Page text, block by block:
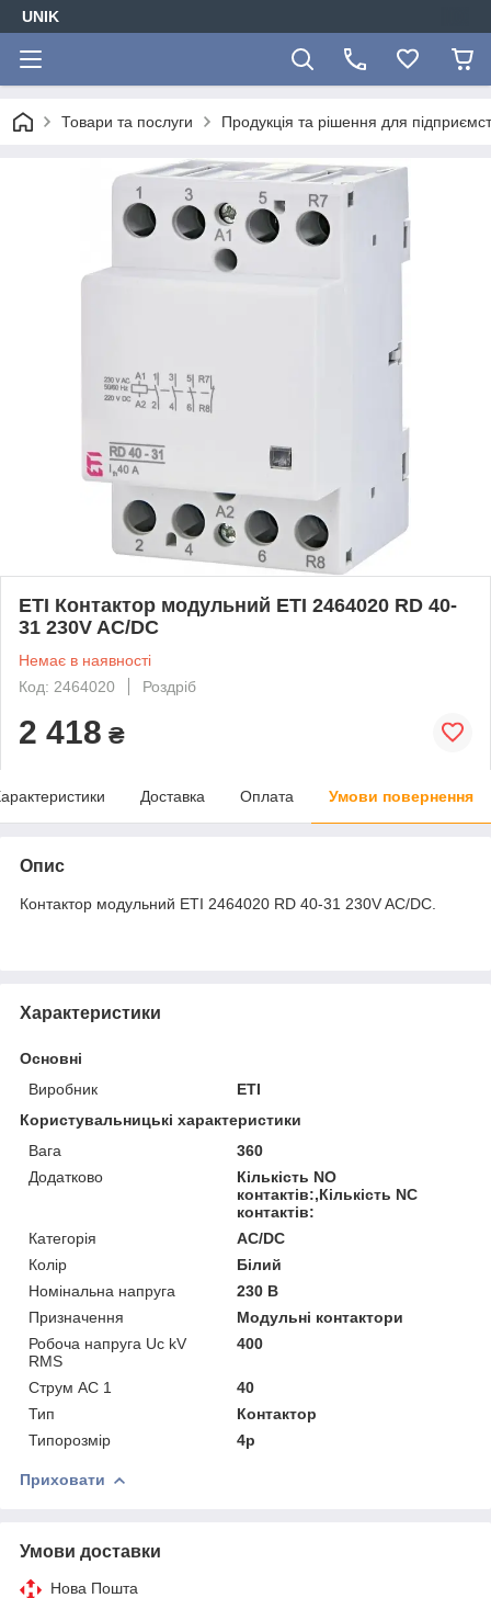
UNIK
Товари та послуги Продукція та рішення для
ETI Контактор модульний ETI 2464020 RD 40-
31 230V AC/DC
Немає в наявності
Код: 2464020
Роздріб
2 418 ₴
Доставка Оплата Умови повернення
Опис
Контактор модульний ETI 2464020 RD 40-31 230V AC/DC.
Характеристики
Основні
Виробник
ETI
Користувальницькі характеристики
Вага
360
Додатково
Кількість NO
контактів:,Кількість NC
контактів:
Категорія
AC/DC
Колір
Білий
Номінальна напруга
230 В
Призначення
Модульні контактори
Робоча напруга Uc kV
RMS
400
Струм AC 1
40
Тип
Контактор
Типорозмір
4p
Приховати
Умови доставки
Нова Пошта